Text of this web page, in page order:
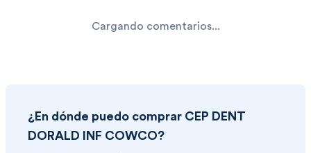
Cargando comentarios...
¿En dónde puedo comprar CEP DENT
DORALD INF COWCO?